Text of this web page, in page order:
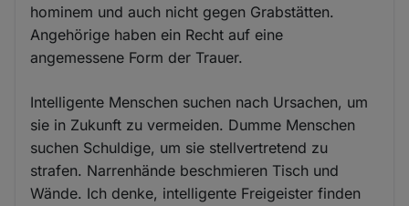
hominem und auch nicht gegen Grabstätten.
Angehörige haben ein Recht auf eine
angemessene Form der Trauer.
Intelligente Menschen suchen nach Ursachen, um
sie in Zukunft zu vermeiden. Dumme Menschen
suchen Schuldige, um sie stellvertretend zu
strafen. Narrenhände beschmieren Tisch und
Wände. Ich denke, intelligente Freigeister finden